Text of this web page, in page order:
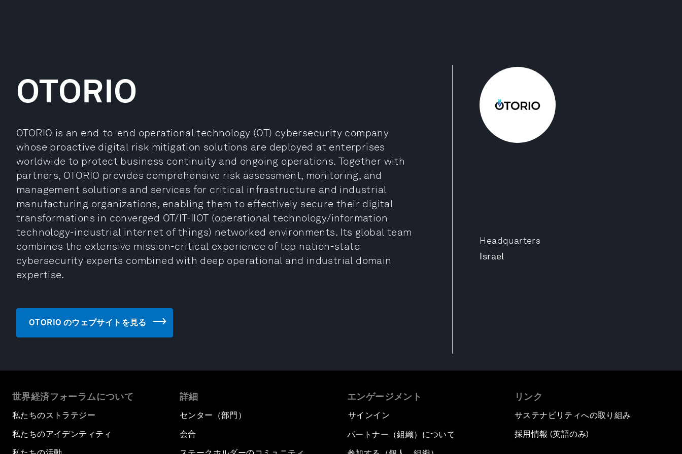
Headquarters
Israel
OTORIO
OTORIO is an end-to-end operational technology (OT) cybersecurity company
whose proactive digital risk mitigation solutions are deployed at enterprises
worldwide to protect business continuity and ongoing operations. Together with
partners, OTORIO provides comprehensive risk assessment, monitoring, and
management solutions and services for critical infrastructure and industrial
manufacturing organizations, enabling them to effectively secure their digital
transformations in converged OT/IT-IIOT (operational technology/information
technology-industrial internet of things) networked environments. Its global team
combines the extensive mission-critical experience of top nation-state
cybersecurity experts combined with deep operational and industrial domain
expertise.
OTORIO のウェブサイトを見る
世界経済フォーラムについて
私たちのストラテジー
私たちのアイデンティティ
詳細
センター（部門）
会合
エンゲージメント
サインイン
パートナー（組織）について
リンク
サステナビリティへの取り組み
採用情報 (英語のみ)